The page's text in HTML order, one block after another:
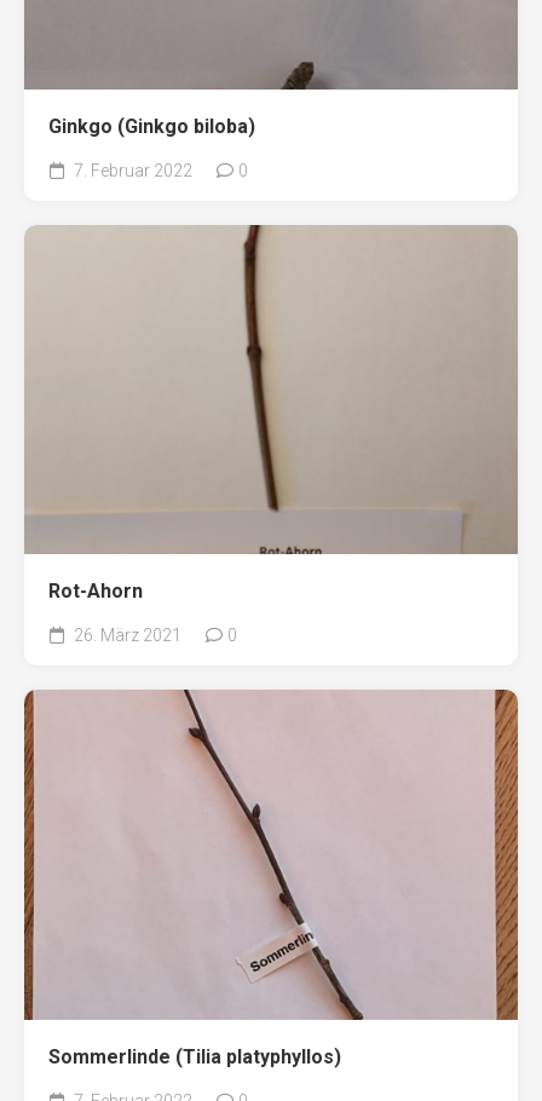
Ginkgo (Ginkgo biloba)
7. Februar 2022 0
Rot-Ahorn
26. März 2021 0
Sommerlinde (Tilia platyphyllos)